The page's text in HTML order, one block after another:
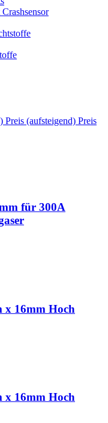
Preis (aufsteigend) Preis
für 300A
16mm Hoch
x 16mm Hoch